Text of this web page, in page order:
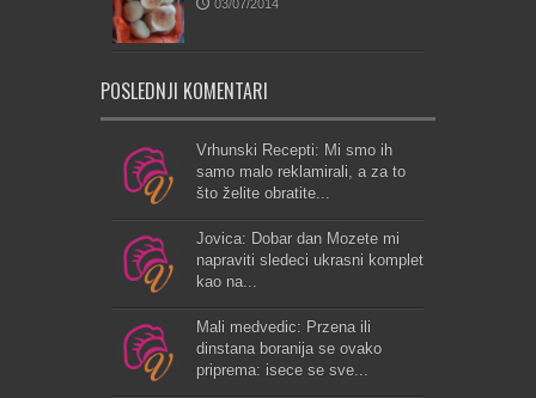
03/07/2014
POSLEDNJI KOMENTARI
Vrhunski Recepti: Mi smo ih
samo malo reklamirali, a za to
što želite obratite...
Jovica: Dobar dan Mozete mi
napraviti sledeci ukrasni komplet
kao na...
Mali medvedic: Przena ili
dinstana boranija se ovako
priprema: isece se sve...